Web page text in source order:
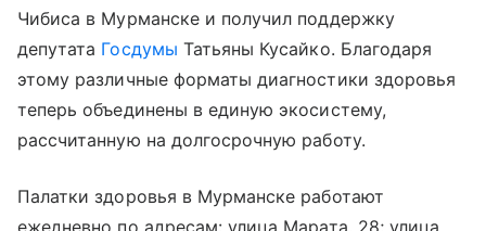
Чибиса в Мурманске и получил поддержку
депутата Госдумы Татьяны Кусайко. Благодаря
этому различные форматы диагностики здоровья
теперь объединены в единую экосистему,
рассчитанную на долгосрочную работу.
Палатки здоровья в Мурманске работают
ежедневно по адресам: улица Марата, 28; улица